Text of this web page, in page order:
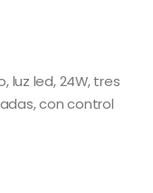
led, 24W, tres
con control